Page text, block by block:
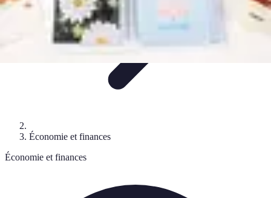
Économie et finances
Économie et finances